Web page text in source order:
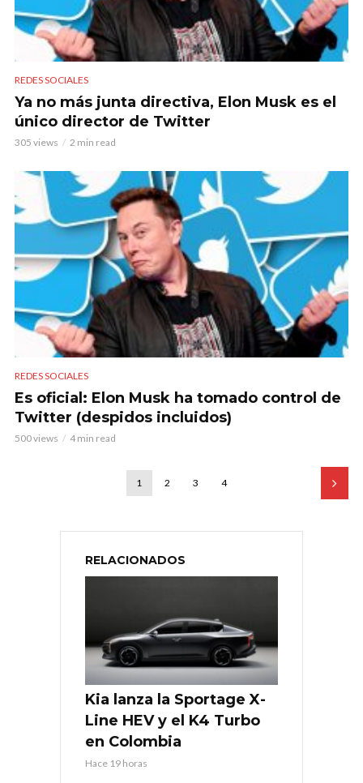
REDES SOCIALES
Ya no más junta directiva, Elon Musk es el
único director de Twitter
305 views 2 min read
REDES SOCIALES
Es oficial: Elon Musk ha tomado control de
Twitter (despidos incluidos)
500 views 4 min read
1 2 3 4
RELACIONADOS
Kia lanza la Sportage X-
Line HEV y el K4 Turbo
en Colombia
Hace 19 horas